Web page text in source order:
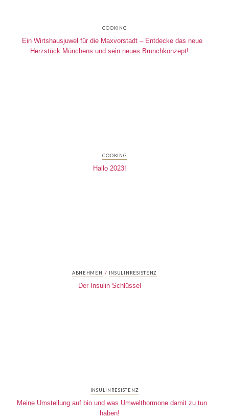
COOKING
Ein Wirtshausjuwel für die Maxvorstadt – Entdecke das neue
Herzstück Münchens und sein neues Brunchkonzept!
COOKING
Hallo 2023!
ABNEHMEN / INSULINRESISTENZ
Der Insulin Schlüssel
INSULINRESISTENZ
Meine Umstellung auf bio und was Umwelthormone damit zu tun
haben!